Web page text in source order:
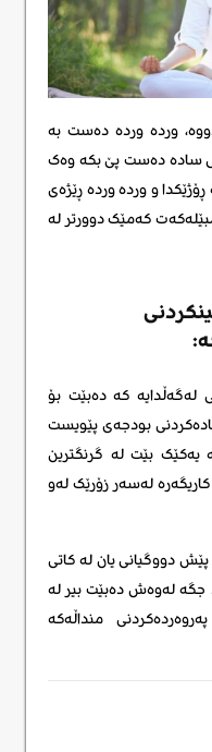
وردە وردە دەست بە
سادە دەست پێ بکە وەک
بۆ 20 خولەک لە ڕۆژێکدا و وردە وردە ڕێژەی
کەمێک دوورتر لە
لەگەڵدایە کە دەبێت بۆ
بودجەی پێویست
یەکێک بێت لە گرنگترین
لەسەر زۆرێک لەو
دووگیانی یان لە کاتی
جگە لەوەش دەبێت بیر لە
منداڵەکە